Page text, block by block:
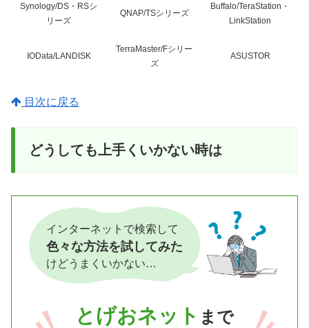
Synology/DS・RSシ
リーズ
QNAP/TSシリーズ
Buffalo/TeraStation・
LinkStation
IOData/LANDISK
TerraMaster/Fシリー
ズ
ASUSTOR
目次に戻る
どうしても上手くいかない時は
インターネットで検索して
色々な方法を試してみた
けどうまくいかない…
とげおネット まで